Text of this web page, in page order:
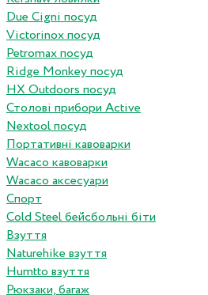
Due Cigni посуд
Victorinox посуд
Petromax посуд
Ridge Monkey посуд
HX Outdoors посуд
Столові прибори Active
Nextool посуд
Портативні кавоварки
Wacaco кавоварки
Wacaco аксесуари
Спорт
Cold Steel бейсбольні біти
Взуття
Naturehike взуття
Humtto взуття
Рюкзаки, багаж